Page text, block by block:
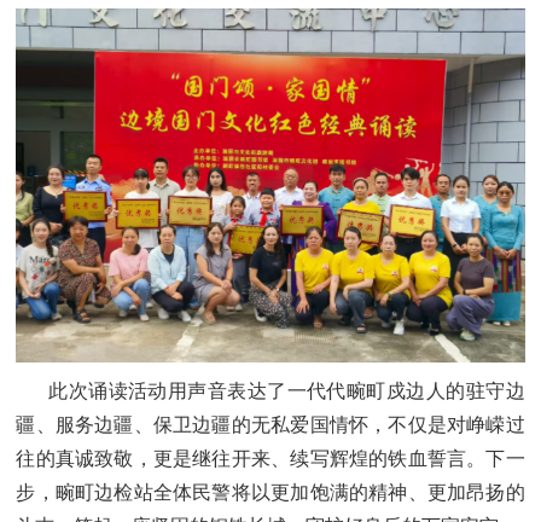
此次诵读活动用声音表达了一代代畹町戍边人的驻守边
疆、服务边疆、保卫边疆的无私爱国情怀，不仅是对峥嵘过
往的真诚致敬，更是继往开来、续写辉煌的铁血誓言。下一
步，畹町边检站全体民警将以更加饱满的精神、更加昂扬的